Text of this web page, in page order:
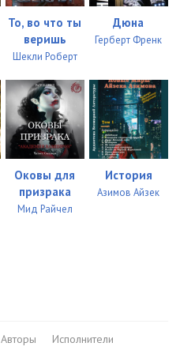
20:57
17:40
21:49
18:35
16:10
То, во что ты
веришь
Шекли Роберт
Дюна
Герберт Френк
Оковы для
призрака
Мид Райчел
История
Азимов Айзек
Авторы
Исполнители